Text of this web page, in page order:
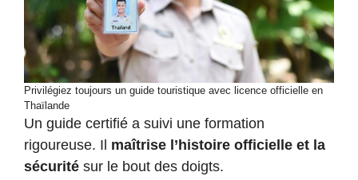
Privilégiez toujours un guide touristique avec licence officielle en
Thaïlande
Un guide certifié a suivi une formation
rigoureuse. Il maîtrise l’histoire officielle et la
sécurité sur le bout des doigts.